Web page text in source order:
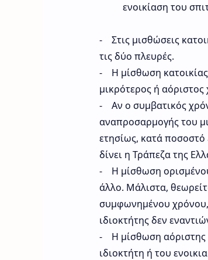
ενοικίαση του
- Στις μισθώσεις
τις δύο πλευρές.
- Η μίσθωση κατοικίας
μικρότερος ή αόριστος
- Αν ο συμβατικός
αναπροσαρμογής του
ετησίως, κατά ποσοστό
δίνει η Τράπεζα της
- Η μίσθωση ορισμένου
άλλο. Μάλιστα,
συμφωνημένου χρόνου,
ιδιοκτήτης δεν
- Η μίσθωση αόριστης
ιδιοκτήτη ή του